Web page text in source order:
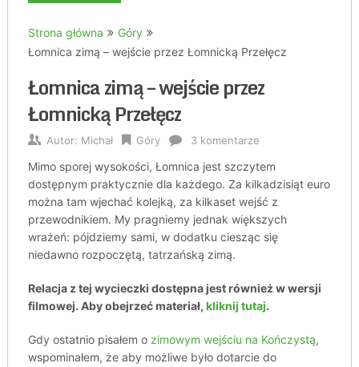
Strona główna
Góry
Łomnica zimą – wejście przez Łomnicką Przełęcz
Łomnica zimą – wejście przez
Łomnicką Przełęcz
Autor: Michał Góry 3 komentarze
Mimo sporej wysokości, Łomnica jest szczytem
dostępnym praktycznie dla każdego. Za kilkadzisiąt euro
można tam wjechać kolejką, za kilkaset wejść z
przewodnikiem. My pragniemy jednak większych
wrażeń: pójdziemy sami, w dodatku ciesząc się
niedawno rozpoczętą, tatrzańską zimą.
Relacja z tej wycieczki dostępna jest również w wersji
filmowej. Aby obejrzeć materiał, kliknij tutaj.
Gdy ostatnio pisałem o zimowym wejściu na Kończystą,
wspominałem, że aby możliwe było dotarcie do